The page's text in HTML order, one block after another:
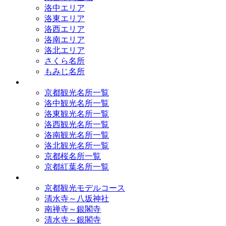
洛中エリア
洛東エリア
洛西エリア
洛南エリア
洛北エリア
さくら名所
もみじ名所
京都観光名所一覧
洛中観光名所一覧
洛東観光名所一覧
洛西観光名所一覧
洛南観光名所一覧
洛北観光名所一覧
京都桜名所一覧
京都紅葉名所一覧
京都観光モデルコース
清水寺～八坂神社
南禅寺～銀閣寺
清水寺～銀閣寺